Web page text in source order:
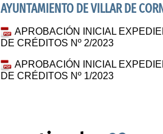
AYUNTAMIENTO DE VILLAR DE
APROBACIÓN INICIAL
DE CRÉDITOS Nº 2/2023
APROBACIÓN INICIAL
DE CRÉDITOS Nº 1/2023